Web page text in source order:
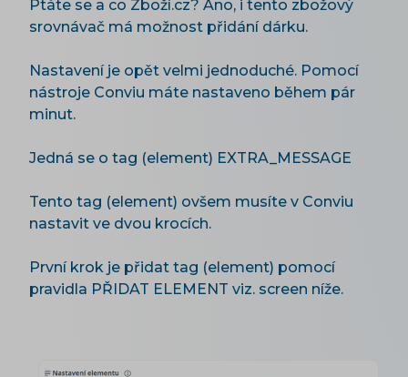
Ptáte se a co Zboží.cz? Ano, i tento zbožový
srovnávač má možnost přidání dárku.
Nastavení je opět velmi jednoduché. Pomocí
nástroje Conviu máte nastaveno během pár
minut.
Jedná se o tag (element) EXTRA_MESSAGE
Tento tag (element) ovšem musíte v Conviu
nastavit ve dvou krocích.
První krok je přidat tag (element) pomocí
pravidla PŘIDAT ELEMENT viz. screen níže.